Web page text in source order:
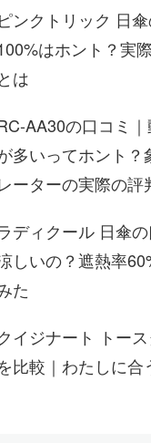
ピンクトリック 日
はホント？実
とは
AA30の口コミ
多いってホント？
ーターの実際の評
ディクール 日傘
しいの？遮熱率
た
イジナート トー
比較｜わたしに合